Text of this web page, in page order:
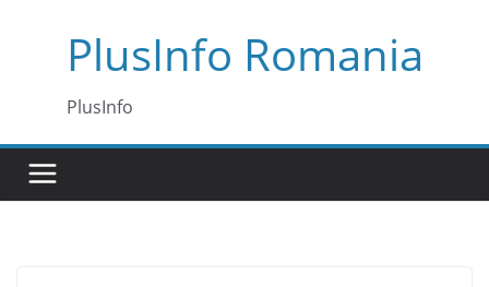
PlusInfo Romania
PlusInfo